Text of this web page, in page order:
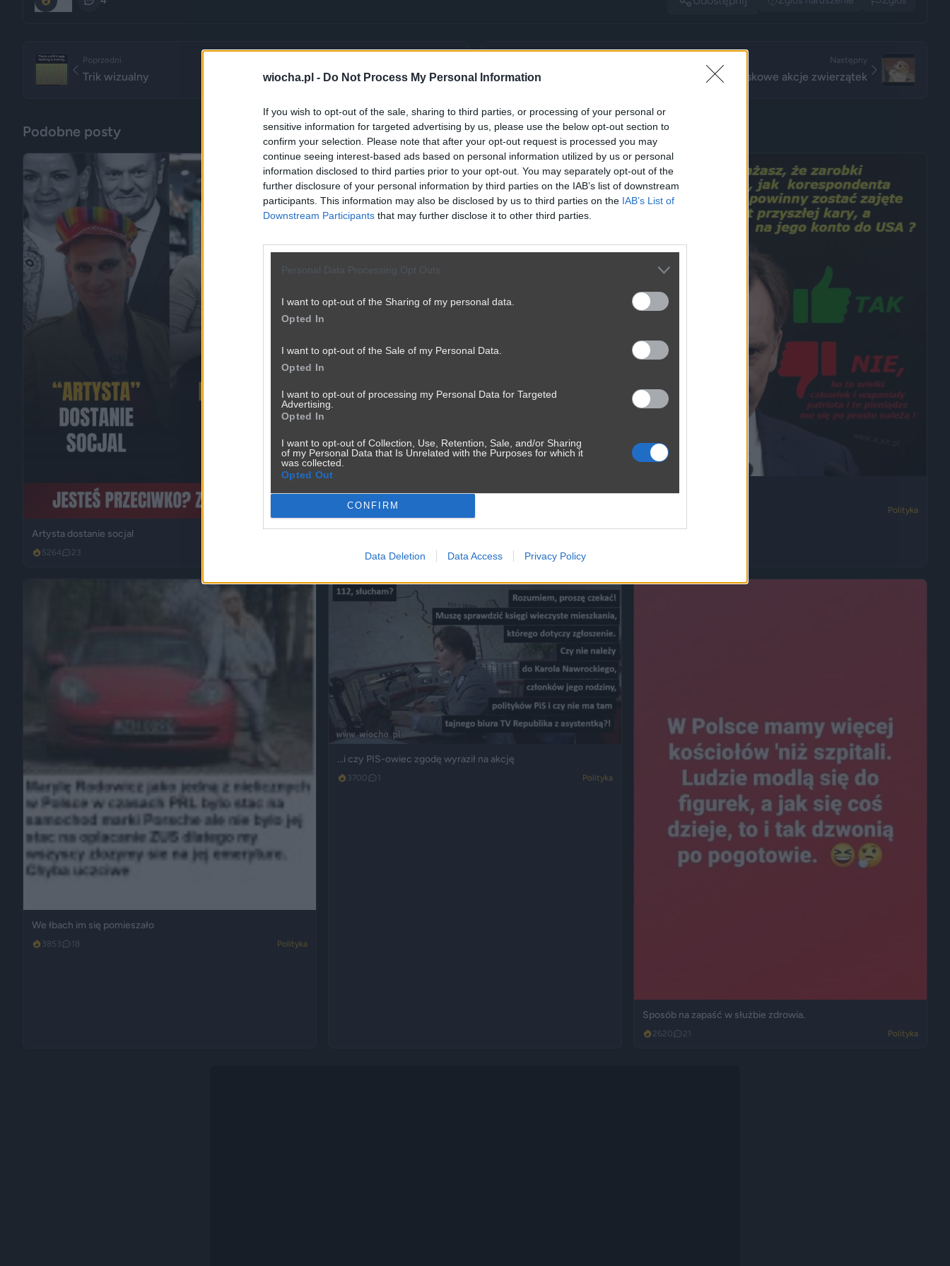
wiocha.pl - Do Not Process My Personal Information
If you wish to opt-out of the sale, sharing to third parties, or processing of your personal or
sensitive information for targeted advertising by us, please use the below opt-out section to
confirm your selection. Please note that after your opt-out request is processed you may
continue seeing interest-based ads based on personal information utilized by us or personal
information disclosed to third parties prior to your opt-out. You may separately opt-out of the
further disclosure of your personal information by third parties on the IAB’s list of downstream
participants. This information may also be disclosed by us to third parties on the IAB’s List of
Downstream Participants that may further disclose it to other third parties.
Personal Data Processing Opt Outs
I want to opt-out of the Sharing of my personal data.
Opted In
I want to opt-out of the Sale of my Personal Data.
Opted In
I want to opt-out of processing my Personal Data for Targeted
Advertising.
Opted In
I want to opt-out of Collection, Use, Retention, Sale, and/or Sharing
of my Personal Data that Is Unrelated with the Purposes for which it
was collected.
Opted Out
CONFIRM
Data Deletion Data Access Privacy Policy
Poprzedni
Trik wizualny
Następny
Wioskowe akcje zwierzątek
Podobne posty
Artysta dostanie socjal
5264 23
4032 7
Tak tylko pytam,
Polityka
We łbach im się pomieszało
3853 18 Polityka
...i czy PIS-owiec zgodę wyraził na akcję
3700 1 Polityka
Sposób na zapaść w służbie zdrowia.
2620 21 Polityka